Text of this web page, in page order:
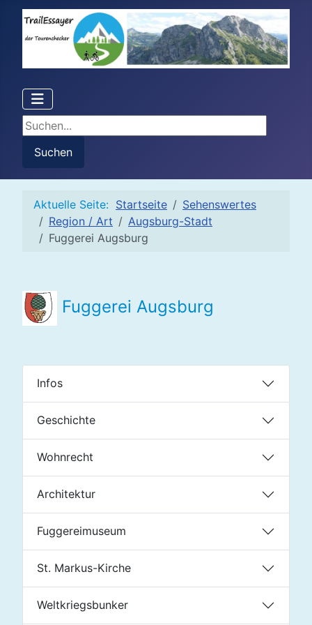
Suchen...
Suchen
Aktuelle Seite: Startseite
Sehenswertes
Region / Art
Augsburg-Stadt
Fuggerei Augsburg
Fuggerei Augsburg
Infos
Geschichte
Wohnrecht
Architektur
Fuggereimuseum
St. Markus-Kirche
Weltkriegsbunker